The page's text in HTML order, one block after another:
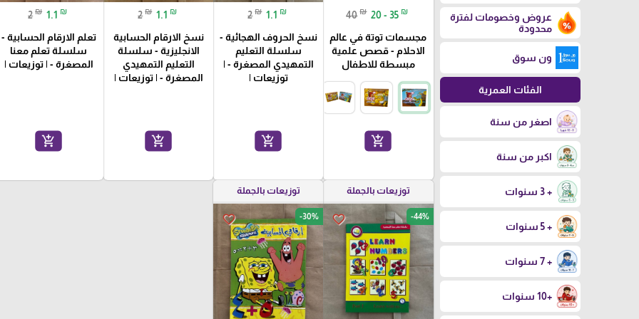
عروض وخصومات لفترة
محدودة
ون سوق
الفئات العمرية
اصغر من سنة
اكبر من سنة
+ 3 سنوات
+ 5 سنوات
+ 7 سنوات
+10 سنوات
40 ₪ 20 - 35 ₪
مجسمات توتة في عالم
الاحلام - قصص علمية
مبسطة للاطفال
add_shopping_cart
2 ₪ 1.1 ₪
نسخ الحروف الهجائية -
سلسلة التعليم
التمهيدي المصغرة - |
توزيعات |
add_shopping_cart
2 ₪ 1.1 ₪
نسخ الارقام الحسابية
الانجليزية - سلسلة
التعليم التمهيدي
المصغرة - | توزيعات |
add_shopping_cart
2 ₪ 1.1 ₪
تعلم الارقام الحسابية -
سلسلة تعلم معنا
المصغرة - | توزيعات |
add_shopping_cart
توزيعات بالجملة
favorite_border -44%
توزيعات بالجملة
favorite_border -30%